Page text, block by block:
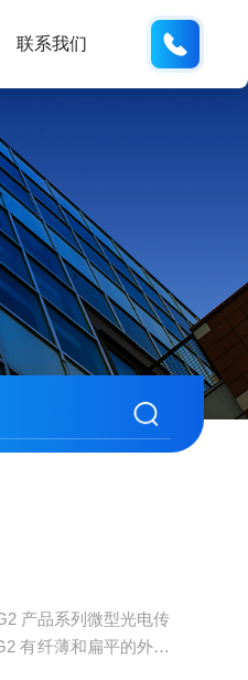
联系我们
产品系列微型光电传
有纤薄和扁平的外壳